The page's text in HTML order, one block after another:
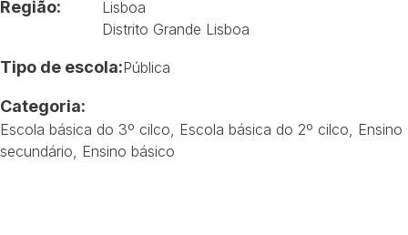
Região:
Lisboa
Distrito Grande Lisboa
Tipo de escola:Pública
Categoria:
Escola básica do 3º cilco Escola básica do 2º cilco Ensino
secundário Ensino básico